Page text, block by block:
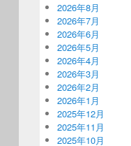
2026年8月
2026年7月
2026年6月
2026年5月
2026年4月
2026年3月
2026年2月
2026年1月
2025年12月
2025年11月
2025年10月